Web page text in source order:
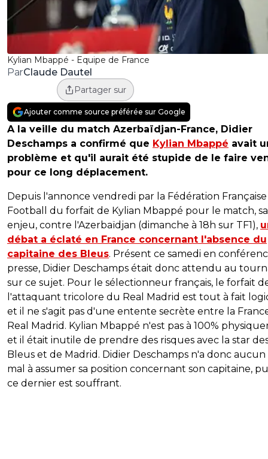
Kylian Mbappé - Equipe de France
ParClaude Dautel
Partager sur
Ajouter comme source préférée sur Google
A la veille du match Azerbaïdjan-France, Didier
Deschamps a confirmé que Kylian Mbappé avait
problème et qu'il aurait été stupide de le faire
pour ce long déplacement.
Depuis l'annonce vendredi par la Fédération
Football du forfait de Kylian Mbappé pour le match,
enjeu, contre l'Azerbaïdjan (dimanche à 18h sur TF1),
débat a éclaté en France concernant l'absence du
capitaine des Bleus. Présent ce samedi en
presse, Didier Deschamps était donc attendu au
sur ce sujet. Pour le sélectionneur français, le forfait
l'attaquant tricolore du Real Madrid est tout à fait
et il ne s'agit pas d'une entente secrète entre la
Real Madrid. Kylian Mbappé n'est pas à 100%
et il était inutile de prendre des risques avec la star
Bleus et de Madrid. Didier Deschamps n'a donc aucun
mal à assumer sa position concernant son capitaine,
ce dernier est souffrant.